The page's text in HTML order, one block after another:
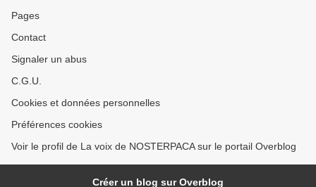
Pages
Contact
Signaler un abus
C.G.U.
Cookies et données personnelles
Préférences cookies
Voir le profil de La voix de NOSTERPACA sur le portail Overblog
Créer un blog sur Overblog